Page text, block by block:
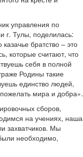
управления по
г. Тулы, поделилась:
братство – это
которые считают, что
себя в полной
Родины такие
единство людей,
мира и добра».
сборов,
на учениях, наша
захватчиков. Мы
необходимо,